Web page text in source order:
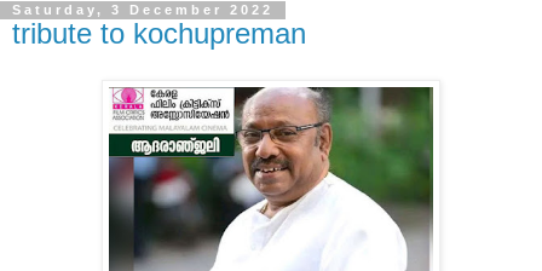
Saturday, 3 December 2022
tribute to kochupreman